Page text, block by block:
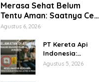
Merasa Sehat Belum
Tentu Aman: Saatnya Cek
Kesehatan Menyeluruh
Agustus 6, 2026
PT Kereta Api
Indonesia:
Bahaya Colok
Agustus 5, 2026